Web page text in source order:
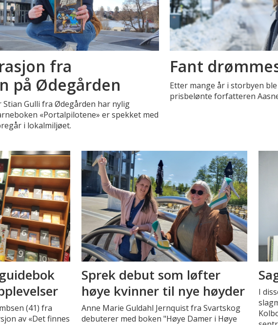
fra
på Ødegården
Gulli fra Ødegården har nylig
«Portalpilotene» er spekket med
i lokalmiljøet.
Fant
Etter mange år i storbyen
prisbelønte forfatteren
(41) fra
av «Det finnes
Sprek debut som løfter
høye kvinner til nye høyder
Anne Marie Guldahl Jernquist fra Svartskog
debuterer med boken "Høye Damer i Høye
I